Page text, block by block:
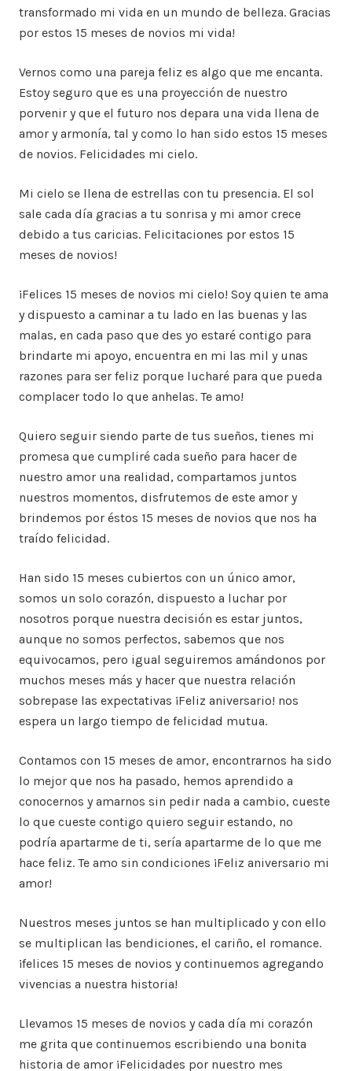
transformado mi vida en un mundo de belleza. Gracias
por estos 15 meses de novios mi vida!
Vernos como una pareja feliz es algo que me encanta.
Estoy seguro que es una proyección de nuestro
porvenir y que el futuro nos depara una vida llena de
amor y armonía, tal y como lo han sido estos 15 meses
de novios. Felicidades mi cielo.
Mi cielo se llena de estrellas con tu presencia. El sol
sale cada día gracias a tu sonrisa y mi amor crece
debido a tus caricias. Felicitaciones por estos 15
meses de novios!
¡Felices 15 meses de novios mi cielo! Soy quien te ama
y dispuesto a caminar a tu lado en las buenas y las
malas, en cada paso que des yo estaré contigo para
brindarte mi apoyo, encuentra en mi las mil y unas
razones para ser feliz porque lucharé para que pueda
complacer todo lo que anhelas. Te amo!
Quiero seguir siendo parte de tus sueños, tienes mi
promesa que cumpliré cada sueño para hacer de
nuestro amor una realidad, compartamos juntos
nuestros momentos, disfrutemos de este amor y
brindemos por éstos 15 meses de novios que nos ha
traído felicidad.
Han sido 15 meses cubiertos con un único amor,
somos un solo corazón, dispuesto a luchar por
nosotros porque nuestra decisión es estar juntos,
aunque no somos perfectos, sabemos que nos
equivocamos, pero igual seguiremos amándonos por
muchos meses más y hacer que nuestra relación
sobrepase las expectativas ¡Feliz aniversario! nos
espera un largo tiempo de felicidad mutua.
Contamos con 15 meses de amor, encontrarnos ha sido
lo mejor que nos ha pasado, hemos aprendido a
conocernos y amarnos sin pedir nada a cambio, cueste
lo que cueste contigo quiero seguir estando, no
podría apartarme de ti, sería apartarme de lo que me
hace feliz. Te amo sin condiciones ¡Feliz aniversario mi
amor!
Nuestros meses juntos se han multiplicado y con ello
se multiplican las bendiciones, el cariño, el romance.
¡felices 15 meses de novios y continuemos agregando
vivencias a nuestra historia!
Llevamos 15 meses de novios y cada día mi corazón
me grita que continuemos escribiendo una bonita
historia de amor ¡Felicidades por nuestro mes